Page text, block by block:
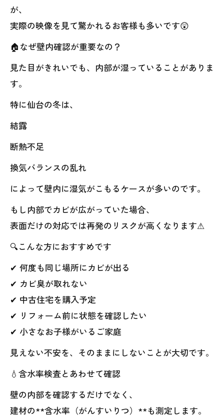
が、
実際の映像を見て驚かれるお客様も多いです😲
🏠なぜ壁内確認が重要なの？
見た目がきれいでも、内部が湿っていることがありま
す。
特に仙台の冬は、
結露
断熱不足
換気バランスの乱れ
によって壁内に湿気がこもるケースが多いのです。
もし内部でカビが広がっていた場合、
表面だけの対応では再発のリスクが高くなります⚠
🔍こんな方におすすめです
✔ 何度も同じ場所にカビが出る
✔ カビ臭が取れない
✔ 中古住宅を購入予定
✔ リフォーム前に状態を確認したい
✔ 小さなお子様がいるご家庭
見えない不安を、そのままにしないことが大切です。
💧含水率検査とあわせて確認
壁の内部を確認するだけでなく、
建材の**含水率（がんすいりつ）**も測定します。